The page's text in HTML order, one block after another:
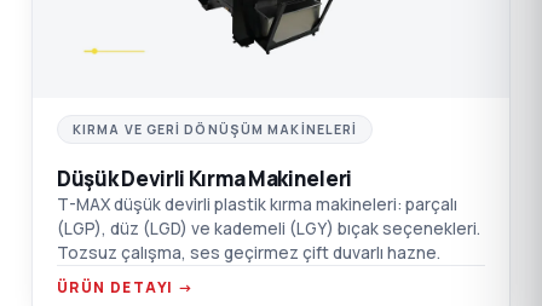
KIRMA VE GERI DÖNÜŞÜM MAKINELERI
Düşük Devirli Kırma Makineleri
T-MAX düşük devirli plastik kırma makineleri: parçalı
(LGP), düz (LGD) ve kademeli (LGY) bıçak seçenekleri.
Tozsuz çalışma, ses geçirmez çift duvarlı hazne.
ÜRÜN DETAYI →